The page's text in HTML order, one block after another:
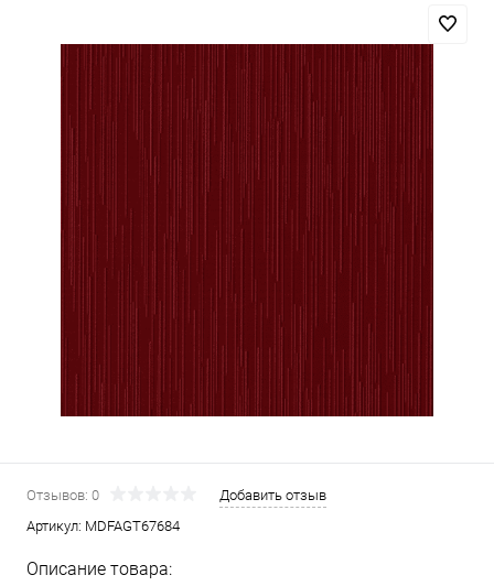
Отзывов: 0
Добавить отзыв
Артикул: MDFAGT67684
Описание товара: